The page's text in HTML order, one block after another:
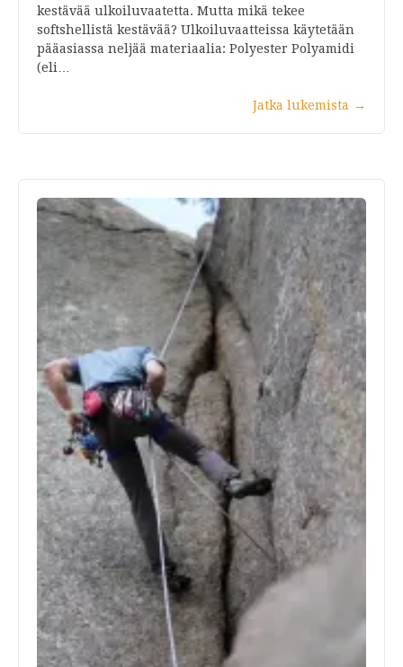
kestävää ulkoiluvaatetta. Mutta mikä tekee
softshellistä kestävää? Ulkoiluvaatteissa käytetään
pääasiassa neljää materiaalia: Polyester Polyamidi
(eli…
Jatka lukemista →